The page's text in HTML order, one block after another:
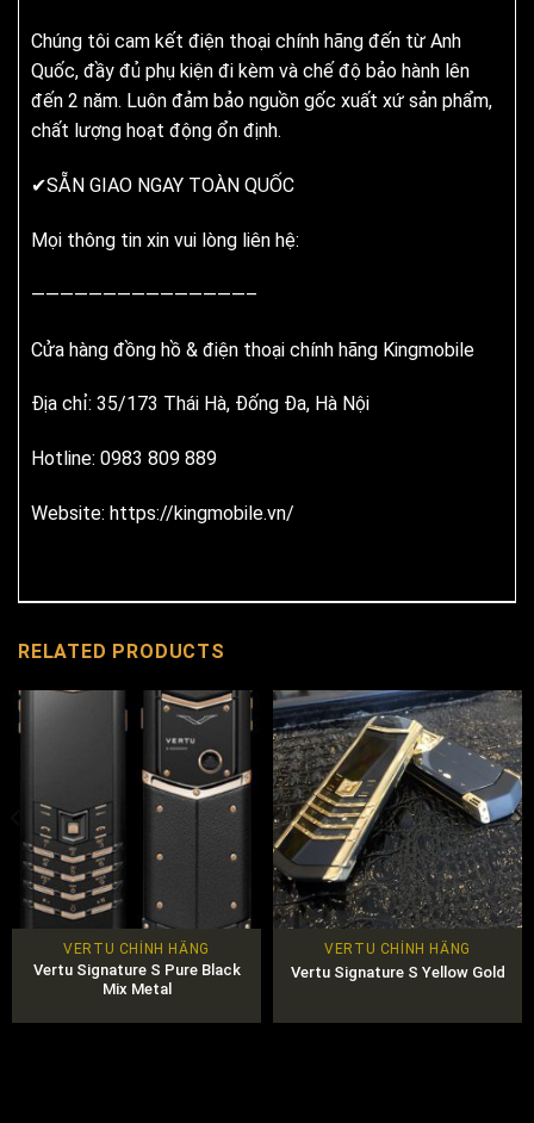
Chúng tôi cam kết điện thoại chính hãng đến từ Anh
Quốc, đầy đủ phụ kiện đi kèm và chế độ bảo hành lên
đến 2 năm. Luôn đảm bảo nguồn gốc xuất xứ sản phẩm,
chất lượng hoạt động ổn định.
✔SẴN GIAO NGAY TOÀN QUỐC
Mọi thông tin xin vui lòng liên hệ:
———————————————–
Cửa hàng đồng hồ & điện thoại chính hãng Kingmobile
Địa chỉ: 35/173 Thái Hà, Đống Đa, Hà Nội
Hotline: 0983 809 889
Website: https://kingmobile.vn/
RELATED PRODUCTS
VERTU CHÍNH HÃNG
Vertu Signature S Pure Black
Mix Metal
VERTU CHÍNH HÃNG
Vertu Signature S Yellow Gold